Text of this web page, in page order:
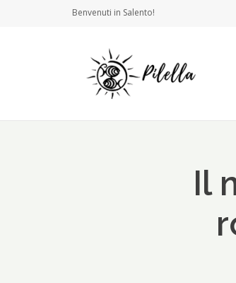
Benvenuti in Salento!
Il